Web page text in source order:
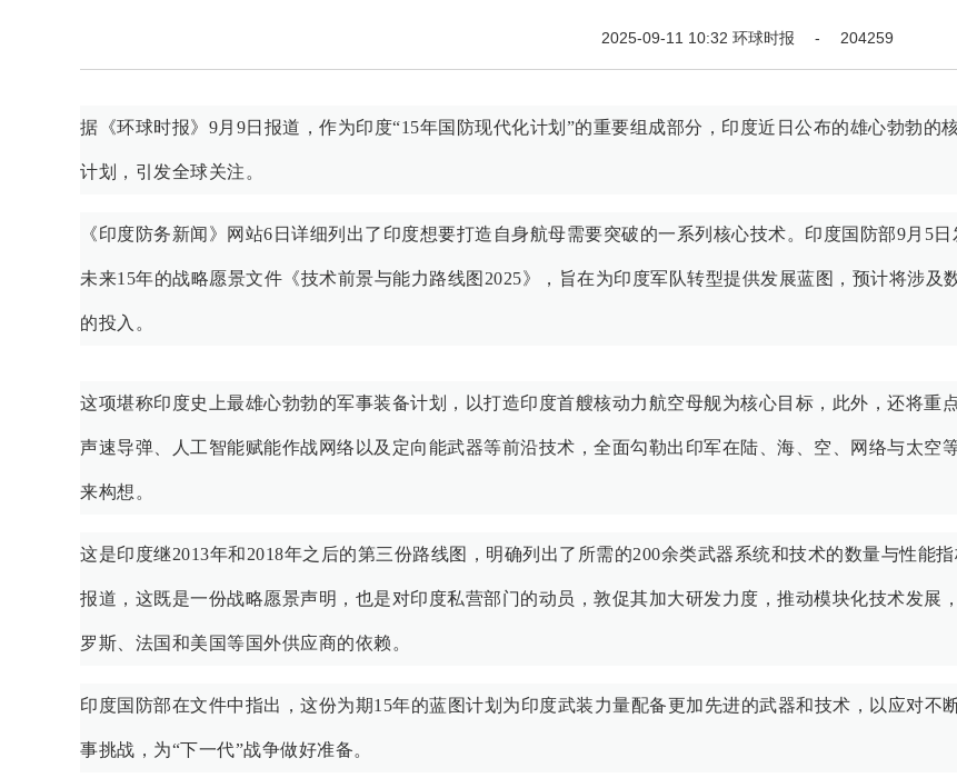
2025-09-11 10:32 环球时报 - 204259
据《环球时报》9月9日报道，作为印度“15年国防现代化计划”的重要组成部分，印度近日公布的雄心勃勃的
计划，引发全球关注。
《印度防务新闻》网站6日详细列出了印度想要打造自身航母需要突破的一系列核心技术。印度国防部9月5
未来15年的战略愿景文件《技术前景与能力路线图2025》，旨在为印度军队转型提供发展蓝图，预计将涉及
的投入。
这项堪称印度史上最雄心勃勃的军事装备计划，以打造印度首艘核动力航空母舰为核心目标，此外，还将重
声速导弹、人工智能赋能作战网络以及定向能武器等前沿技术，全面勾勒出印军在陆、海、空、网络与太空
来构想。
这是印度继2013年和2018年之后的第三份路线图，明确列出了所需的200余类武器系统和技术的数量与性能
报道，这既是一份战略愿景声明，也是对印度私营部门的动员，敦促其加大研发力度，推动模块化技术发展
罗斯、法国和美国等国外供应商的依赖。
印度国防部在文件中指出，这份为期15年的蓝图计划为印度武装力量配备更加先进的武器和技术，以应对不
事挑战，为“下一代”战争做好准备。